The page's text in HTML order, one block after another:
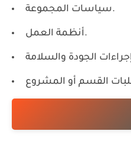
سياسات المجموعة.
أنظمة العمل.